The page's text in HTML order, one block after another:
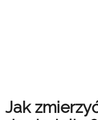
Jak